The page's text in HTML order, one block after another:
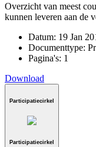
Overzicht van meest
kunnen leveren aan de
Datum: 19 Jan
Documenttype:
Pagina's: 1
Download
Participatiecirkel
Participatiecirkel